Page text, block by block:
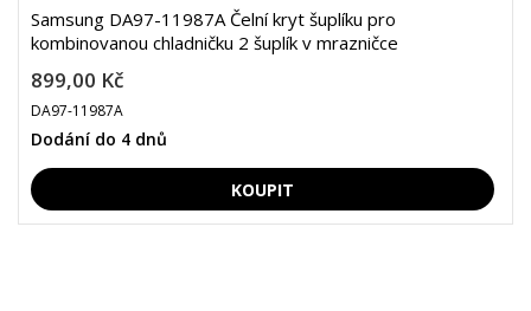
Samsung DA97-11987A Čelní kryt šuplíku pro
kombinovanou chladničku 2 šuplík v mrazničce
899,00 Kč
DA97-11987A
Dodání do 4 dnů